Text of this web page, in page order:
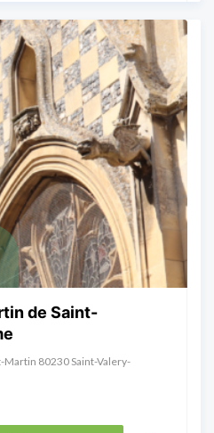
de Saint-
Martin 80230 Saint-Valery-